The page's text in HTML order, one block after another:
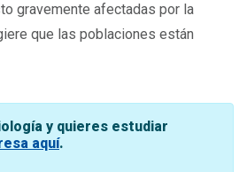
gravemente afectadas por la
que las poblaciones están
y quieres estudiar
aquí.